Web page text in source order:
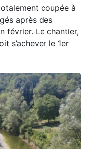
coupée à
après des
février. Le chantier,
s’achever le 1er